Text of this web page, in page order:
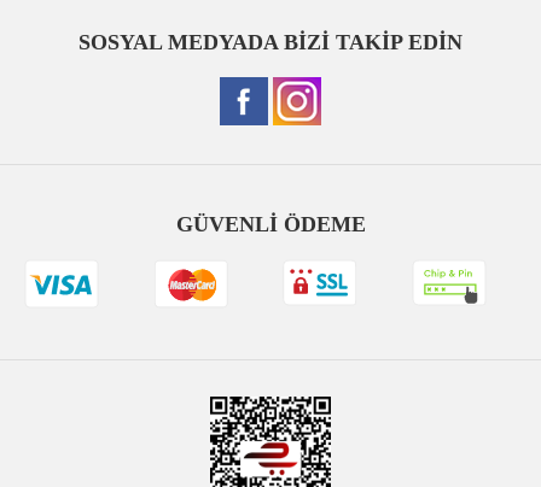
SOSYAL MEDYADA BİZİ TAKİP EDİN
GÜVENLİ ÖDEME